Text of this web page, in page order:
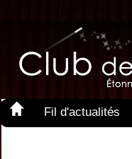
Fil d'actualités